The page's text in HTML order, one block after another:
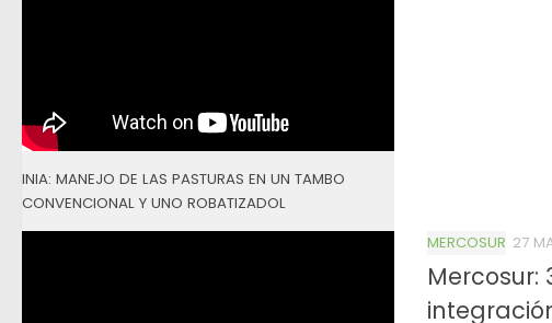
MERCOSUR 27
Mercosur:
INIA: MANEJO DE LAS PASTURAS EN UN TAMBO
CONVENCIONAL Y UNO ROBATIZADOL